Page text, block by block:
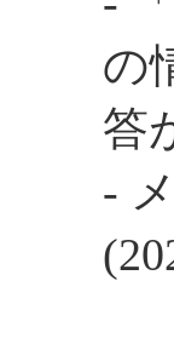
の
答
-